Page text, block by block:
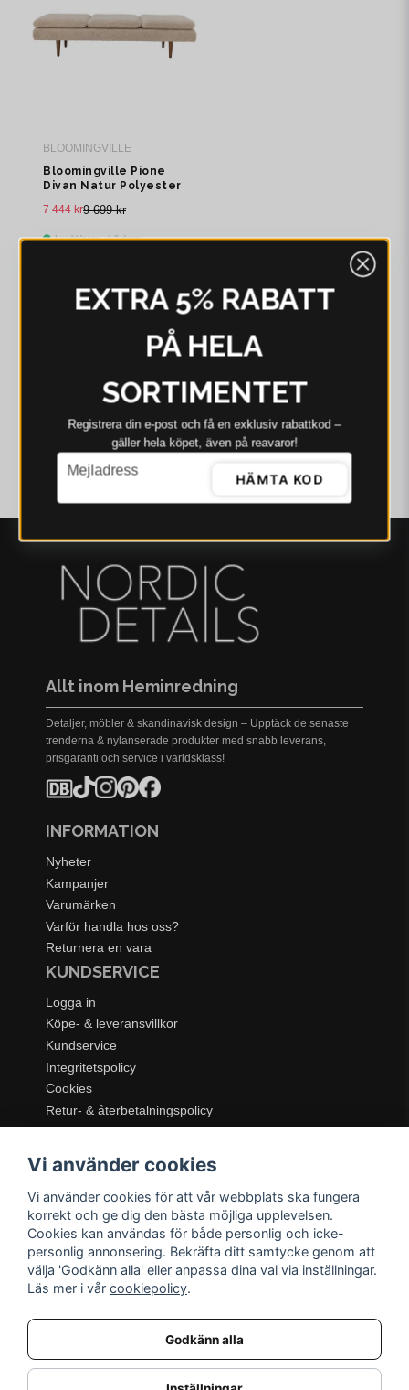
BLOOMINGVILLE
Bloomingville Pione
Divan Natur Polyester
9 699 kr
7 444 kr
I webblager - 4-8 dagar
EXTRA 5% RABATT
PÅ HELA
SORTIMENTET
Registrera din e‑post och få en exklusiv rabattkod –
gäller hela köpet, även på reavaror!
email
Mejladress
HÄMTA KOD
Allt inom Heminredning
Detaljer, möbler & skandinavisk design – Upptäck de senaste
trenderna & nylanserade produkter med snabb leverans,
prisgaranti och service i världsklass!
INFORMATION
Nyheter
Kampanjer
Varumärken
Varför handla hos oss?
Returnera en vara
KUNDSERVICE
Logga in
Köpe- & leveransvillkor
Kundservice
Integritetspolicy
Cookies
Retur- & återbetalningspolicy
Dukning & Servering
Kök & Matlagning
Belysning
Textil & Mattor
Möbler
Vi använder cookies
Vi använder cookies för att vår webbplats ska fungera
korrekt och ge dig den bästa möjliga upplevelsen.
Cookies kan användas för både personlig och icke-
personlig annonsering. Bekräfta ditt samtycke genom att
välja 'Godkänn alla' eller anpassa dina val via inställningar.
Läs mer i vår cookiepolicy.
Godkänn alla